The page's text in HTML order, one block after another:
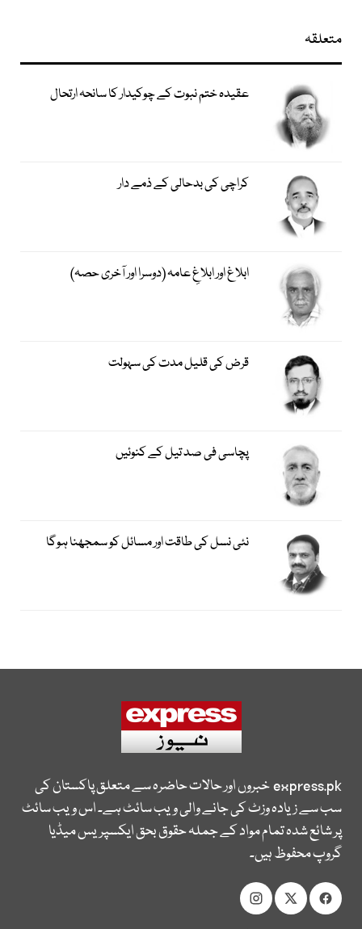
متعلقہ
عقیدہ ختم نبوت کے چوکیدار کا سانحہ ارتحال
کراچی کی بدحالی کے ذمے دار
ابلاغ اور ابلاغِ عامہ (دوسرا اور آخری حصہ)
قرض کی قلیل مدت کی سہولت
پچاسی فی صد تیل کے کنوئیں
نئی نسل کی طاقت اور مسائل کو سمجھنا ہوگا
express.pkخبروں اور حالات حاضرہ سے متعلق پاکستان کی
سب سے زیادہ وزٹ کی جانے والی ویب سائٹ ہے۔ اس ویب سائٹ
پر شائع شدہ تمام مواد کے جملہ حقوق بحق ایکسپریس میڈیا
گروپ محفوظ ہیں۔